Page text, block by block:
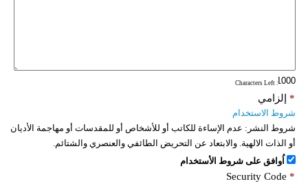
: Characters Left
إلزامي *
شروط الاستخدام
شروط النشر: عدم الإساءة للكاتب أو للأشخاص أو للمقدسات أو مهاجمة الأديان
أو الذات الالهية. والابتعاد عن التحريض الطائفي والعنصري والشتائم.
اُوافق على شروط الأستخدام
Security Code *